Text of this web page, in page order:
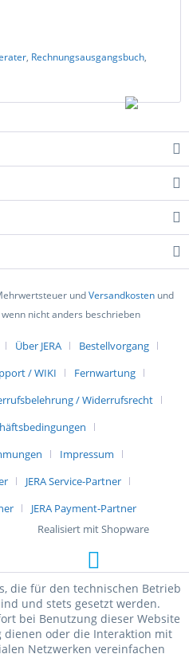
, Rechnungsausgangsbuch,
undVersandkostenund
nicht anders beschrieben
Über JERA
Bestellvorgang
/ WIKI
Fernwartung
/ Widerrufsrecht
Impressum
JERA Service-Partner
JERA Payment-Partner
Realisiert mit Shopware
die für den technischen Betrieb
und stets gesetzt werden.
bei Benutzung dieser Website
oder die Interaktion mit
Netzwerken vereinfachen